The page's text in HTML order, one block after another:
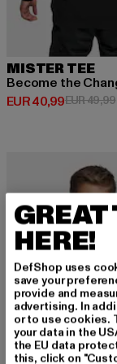
MISTER TEE
EUR 40,99
Derzeitiger Preis:
EUR 49,99
GREAT
HERE!
DefShop uses
save your
provide and
advertising. In
or to use cookies.
your data in the
the EU data
this, click on